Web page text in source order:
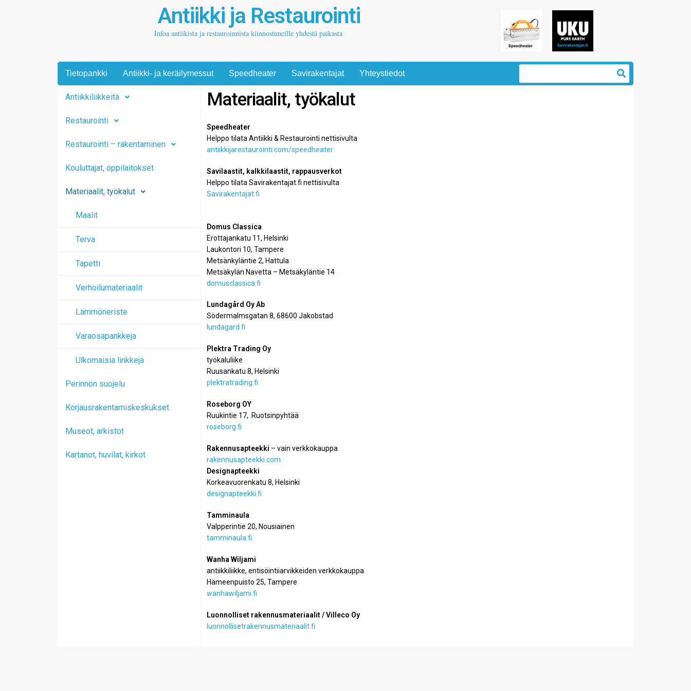
Antiikki ja Restaurointi
Infoa antiikista ja restauroinnista kiinnostuneille yhdestä paikasta
Tietopankki Antiikki- ja keräilymessut Speedheater Savirakentajat Yhteystiedot
Antiikkiliikkeitä
Restaurointi
Restaurointi – rakentaminen
Kouluttajat, oppilaitokset
Materiaalit, työkalut
Maalit
Terva
Tapetti
Verhoilumateriaalit
Lämmöneriste
Varaosapankkeja
Ulkomaisia linkkejä
Perinnön suojelu
Korjausrakentamiskeskukset
Museot, arkistot
Kartanot, huvilat, kirkot
Materiaalit, työkalut
Speedheater
Helppo tilata Antiikki & Restaurointi nettisivulta
antiikkijarestaurointi.com/speedheater
Savilaastit, kalkkilaastit, rappausverkot
Helppo tilata Savirakentajat.fi nettisivulta
Savirakentajat.fi
Domus Classica
Erottajankatu 11, Helsinki
Laukontori 10, Tampere
Metsänkyläntie 2, Hattula
Metsäkylän Navetta – Metsäkyläntie 14
domusclassica.fi
Lundagård Oy Ab
Södermalmsgatan 8, 68600 Jakobstad
lundagard.fi
Plektra Trading Oy
työkaluliike
Ruusankatu 8, Helsinki
plektratrading.fi
Roseborg OY
Ruukintie 17, Ruotsinpyhtää
roseborg.fi
Rakennusapteekki – vain verkkokauppa
rakennusapteekki.com
Designapteekki
Korkeavuorenkatu 8, Helsinki
designapteekki.fi
Tamminaula
Valpperintie 20, Nousiainen
tamminaula.fi
Wanha Wiljami
antiikkiliikke, entisöintiiarvikkeiden verkkokauppa
Hämeenpuisto 25, Tampere
wanhawiljami.fi
Luonnolliset rakennusmateriaalit / Villeco Oy
luonnollisetrakennusmateriaalit.fi